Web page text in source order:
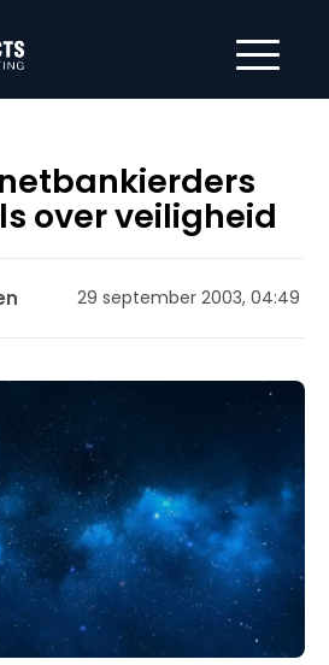
over veiligheid
29 september 2003, 04:49